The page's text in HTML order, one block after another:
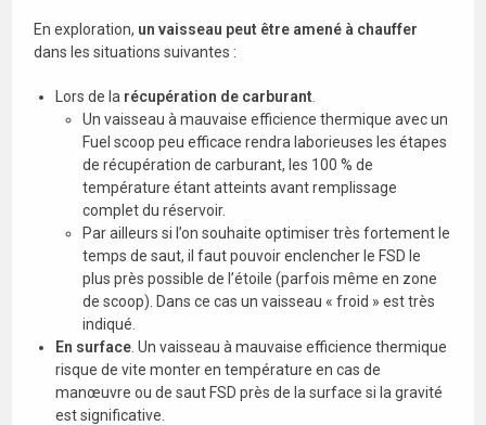
En exploration, un vaisseau peut être amené à chauffer
dans les situations suivantes :
Lors de la récupération de carburant
Un vaisseau à mauvaise efficience thermique avec un
Fuel scoop peu efficace rendra laborieuses les étapes
de récupération de carburant, les 100 % de
température étant atteints avant remplissage
complet du réservoir.
Par ailleurs si l’on souhaite optimiser très fortement le
temps de saut, il faut pouvoir enclencher le FSD le
plus près possible de l’étoile (parfois même en zone
de scoop). Dans ce cas un vaisseau « froid » est très
indiqué.
En surface . Un vaisseau à mauvaise efficience thermique
risque de vite monter en température en cas de
manœuvre ou de saut FSD près de la surface si la gravité
est significative.